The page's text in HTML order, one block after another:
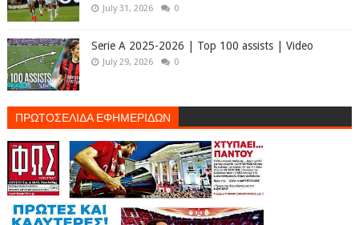
July 31, 2026 0
Serie A 2025-2026 | Top 100 assists | Video
July 29, 2026 0
ΠΡΩΤΟΣΕΛΙΔΑ ΕΦΗΜΕΡΙΔΩΝ